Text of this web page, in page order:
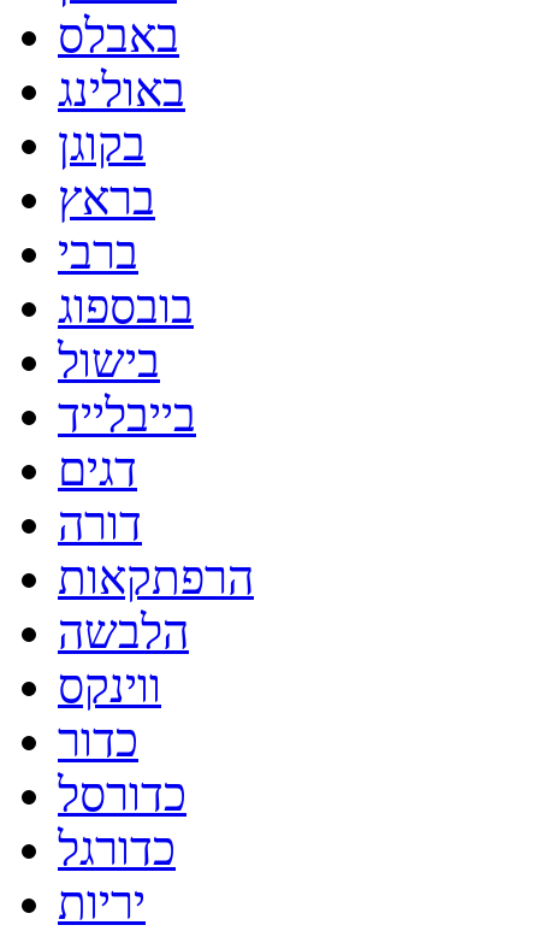
באבלס
באולינג
בקוגן
בראץ
ברבי
בובספוג
בישול
בייבלייד
דגים
דורה
הרפתקאות
הלבשה
ווינקס
כדור
כדורסל
כדורגל
יריות